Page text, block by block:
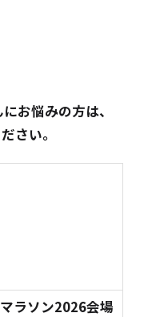
お悩みの方は、
さい。
ラソン2026会場